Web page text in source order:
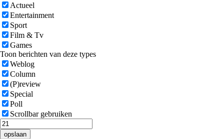
Actueel
Entertainment
Sport
Film & Tv
Games
Toon berichten van deze types
Weblog
Column
(P)review
Special
Poll
Scrollbar gebruiken
opslaan